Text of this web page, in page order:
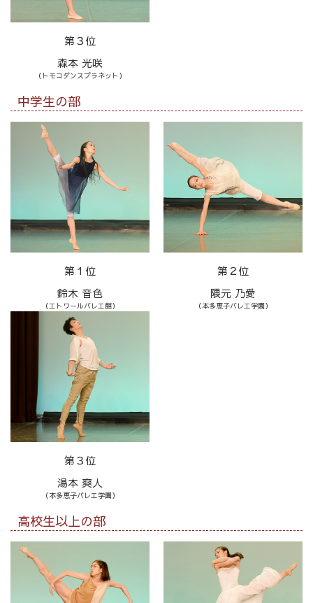
第３位
森本 光咲
（トモコダンスプラネット）
中学生の部
第１位
鈴木 音色
（エトワールバレエ館）
第２位
隈元 乃愛
（本多恵子バレエ学園）
第３位
湯本 爽人
（本多恵子バレエ学園）
高校生以上の部